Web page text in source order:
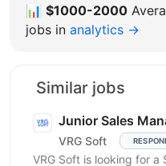
📊 $1000-2000
jobs in analytics →
Similar jobs
Junior Sales
VRG Soft
VRG Soft is looking for